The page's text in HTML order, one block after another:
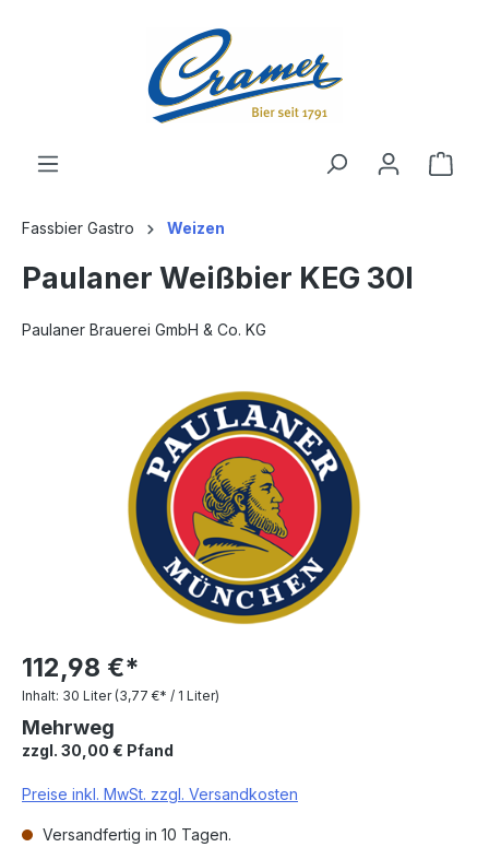
Fassbier Gastro Weizen
Paulaner Weißbier KEG 30l
Paulaner Brauerei GmbH & Co. KG
Bildergalerie überspringen
112,98 €*
Inhalt: 30 Liter (3,77 €* / 1 Liter)
Mehrweg
zzgl. 30,00 € Pfand
Preise inkl. MwSt. zzgl. Versandkosten
Versandfertig in 10 Tagen.